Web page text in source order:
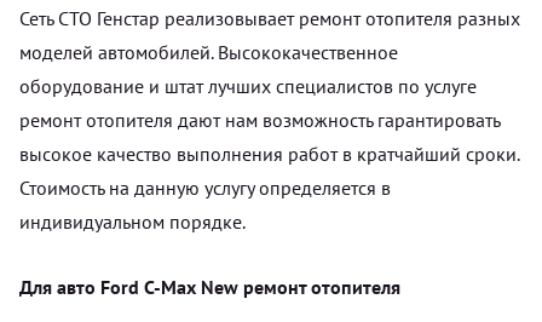
Сеть СТО Генстар реализовывает ремонт отопителя разных
моделей автомобилей. Высококачественное
оборудование и штат лучших специалистов по услуге
ремонт отопителя дают нам возможность гарантировать
высокое качество выполнения работ в кратчайший сроки.
Стоимость на данную услугу определяется в
индивидуальном порядке.
Для авто Ford C-Max New ремонт отопителя